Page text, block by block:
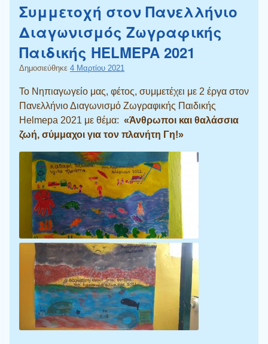
Συμμετοχή στον Πανελλήνιο
Διαγωνισμός Ζωγραφικής
Παιδικής HELMEPA 2021
Δημοσιεύθηκε 4 Μαρτίου 2021
Το Νηπιαγωγείο μας, φέτος, συμμετέχει με 2 έργα στον
Πανελλήνιο Διαγωνισμό Ζωγραφικής Παιδικής
Helmepa 2021 με θέμα: «Άνθρωποι και θαλάσσια
ζωή, σύμμαχοι για τον πλανήτη Γη!»